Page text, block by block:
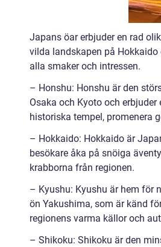
Japans öar erbjuder en rad
vilda landskapen på
alla smaker och intressen.
– Honshu: Honshu är den
Osaka och Kyoto och
historiska tempel, promenera
– Hokkaido: Hokkaido är
besökare åka på snöiga
krabborna från regionen.
– Kyushu: Kyushu är hem för
ön Yakushima, som är känd
regionens varma källor och
– Shikoku: Shikoku är den